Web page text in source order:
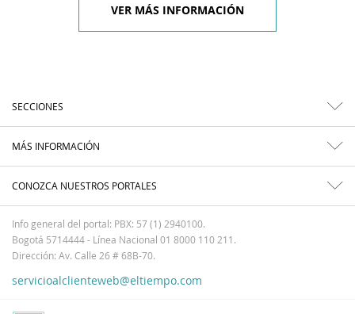
VER MÁS INFORMACIÓN
SECCIONES
MÁS INFORMACIÓN
CONOZCA NUESTROS PORTALES
Info general del portal: PBX: 57 (1) 2940100.
Bogotá 5714444 - Línea Nacional 01 8000 110 211.
Dirección: Av. Calle 26 # 68B-70.
servicioalclienteweb@eltiempo.com